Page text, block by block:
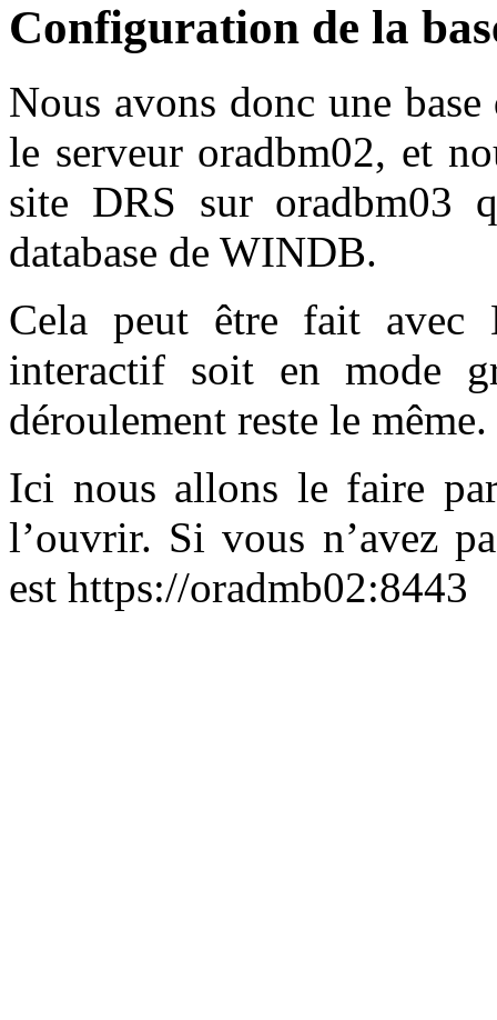
Configuration de la
Nous avons donc une
le serveur oradbm02, et
site DRS sur oradbm03
database de WINDB.
Cela peut être fait avec
interactif soit en mode
déroulement reste le même.
Ici nous allons le faire
l’ouvrir. Si vous n’avez
est https://oradmb02:8443